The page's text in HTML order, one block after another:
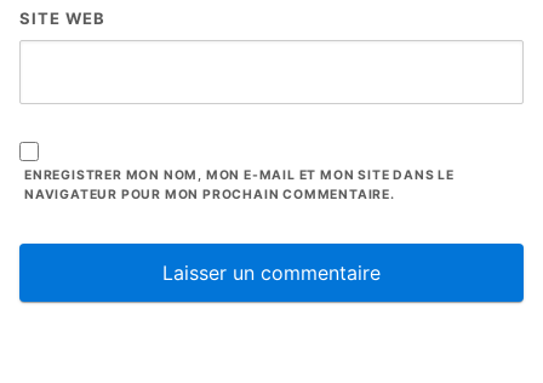
SITE WEB
ENREGISTRER MON NOM, MON E-MAIL ET MON SITE DANS LE
NAVIGATEUR POUR MON PROCHAIN COMMENTAIRE.